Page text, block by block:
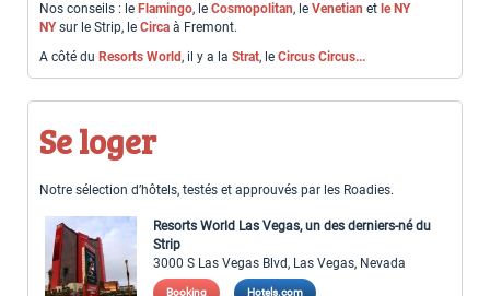
Nos conseils : le Flamingo, le Cosmopolitan, le Venetian et le NY
NYsur le Strip, le Circa à Fremont.
A côté du Resorts World, il y a la Strat, le Circus Circus...
Se loger
Notre sélection d’hôtels, testés et approuvés par les Roadies.
Resorts World Las Vegas, un des derniers-né du
Strip
3000 S Las Vegas Blvd, Las Vegas, Nevada
Booking Hotels.com